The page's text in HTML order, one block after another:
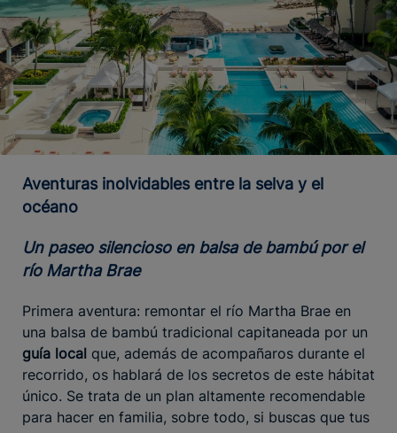
Aventuras inolvidables entre la selva y el
océano
Un paseo silencioso en balsa de bambú por el
río Martha Brae
Primera aventura: remontar el río Martha Brae en
una balsa de bambú tradicional capitaneada por un
guía local que, además de acompañaros durante el
recorrido, os hablará de los secretos de este hábitat
único. Se trata de un plan altamente recomendable
para hacer en familia, sobre todo, si buscas que tus